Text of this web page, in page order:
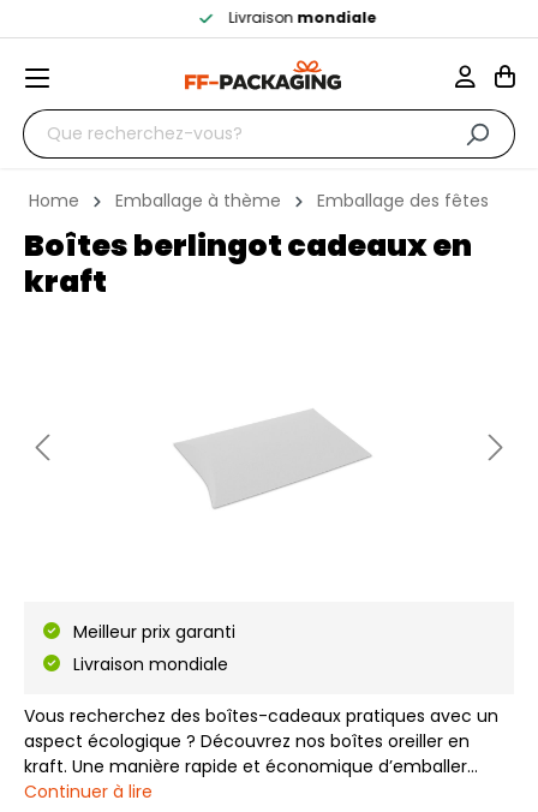
Livraisonmondiale
Home Emballage à thème Emballage des fêtes
Boîtes berlingot cadeaux en
kraft
Meilleur prix garanti
Livraison mondiale
Vous recherchez des boîtes-cadeaux pratiques avec un
aspect écologique ? Découvrez nos boîtes oreiller en
kraft. Une manière rapide et économique d’emballer
votre cadeau ou votre carte-cadeau. Ces boîtes oreiller
Continuer à lire